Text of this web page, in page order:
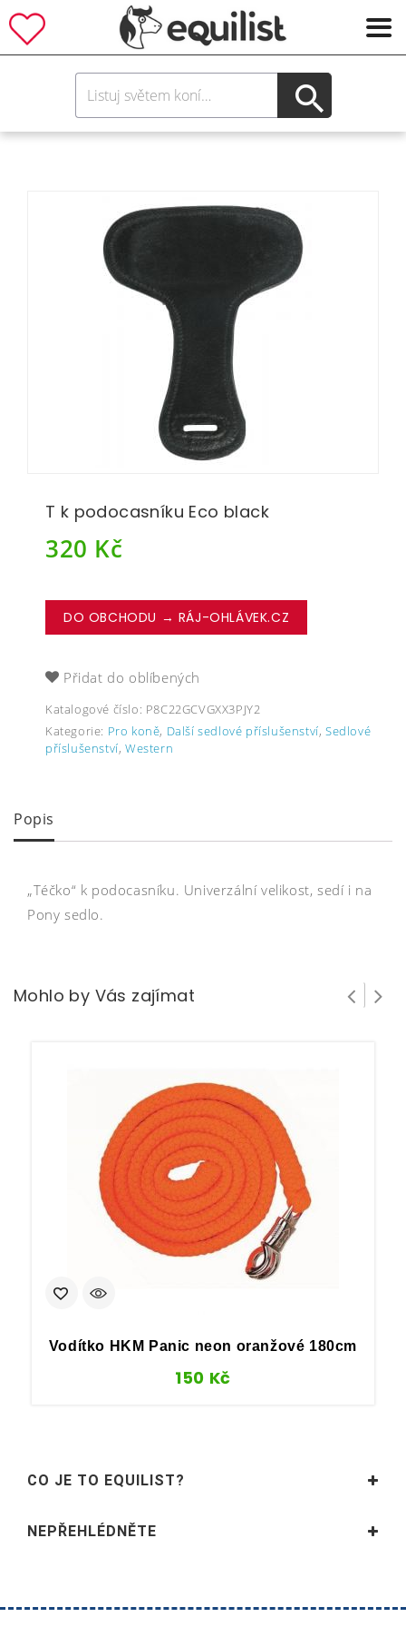
T k podocasníku Eco black
320 Kč
DO OBCHODU → RÁJ-OHLÁVEK.CZ
Přidat do oblíbených
Katalogové číslo: P8C22GCVGXX3PJY2
Kategorie: Pro koně, Další sedlové příslušenství,Sedlové
příslušenství,Western
Popis
„Téčko“ k podocasníku. Univerzální velikost, sedí i na
Pony sedlo.
Mohlo by Vás zajímat
Vodítko HKM Panic neon oranžové 180cm
150 Kč
CO JE TO EQUILIST?
NEPŘEHLÉDNĚTE